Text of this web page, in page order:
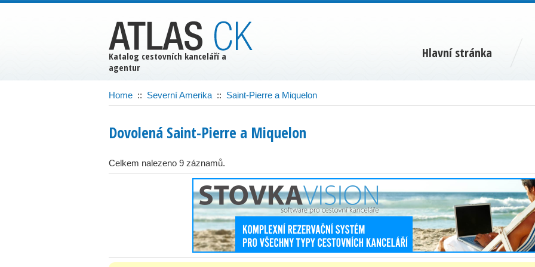
Home :: Severní Amerika :: Saint-Pierre a Miquelon
Dovolená Saint-Pierre a Miquelon
Celkem nalezeno 9 záznamů.
Katalog cestovních kanceláří a
agentur
Hlavní stránka